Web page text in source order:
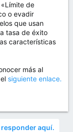
de
o evadir
que usan
tasa de éxito
características
más al
siguiente enlace.
aquí.